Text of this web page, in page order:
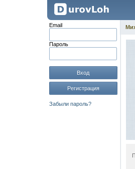
Email
Пароль
Вход
Регистрация
Забыли пароль?